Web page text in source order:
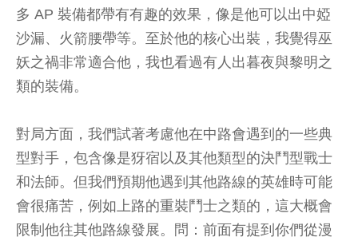
多 AP 裝備都帶有有趣的效果，像是他可以出中婭
沙漏、火箭腰帶等。至於他的核心出裝，我覺得巫
妖之禍非常適合他，我也看過有人出暮夜與黎明之
類的裝備。
對局方面，我們試著考慮他在中路會遇到的一些典
型對手，包含像是犽宿以及其他類型的決鬥型戰士
和法師。但我們預期他遇到其他路線的英雄時可能
會很痛苦，例如上路的重裝鬥士之類的，這大概會
限制他往其他路線發展。問：前面有提到你們從漫